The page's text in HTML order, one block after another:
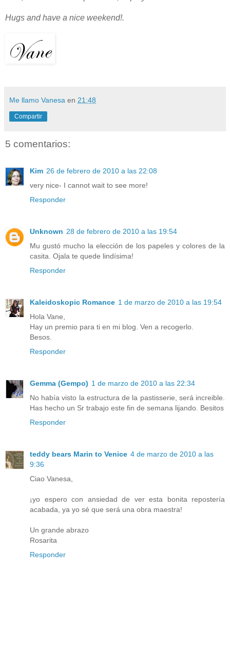
Hugs and have a nice weekend!.
Me llamo Vanesa en 21:48
Compartir
5 comentarios:
Kim 26 de febrero de 2010 a las 22:08
very nice- I cannot wait to see more!
Responder
Unknown 28 de febrero de 2010 a las 19:54
Mu gustó mucho la elección de los papeles y colores de la
casita. Ojala te quede lindísima!
Responder
Kaleidoskopic Romance 1 de marzo de 2010 a las 19:54
Hola Vane,
Hay un premio para ti en mi blog. Ven a recogerlo.
Besos.
Responder
Gemma (Gempo) 1 de marzo de 2010 a las 22:34
No había visto la estructura de la pastisserie, será increible.
Has hecho un Sr trabajo este fin de semana lijando. Besitos
Responder
teddy bears Marin to Venice 4 de marzo de 2010 a las
9:36
Ciao Vanesa,
¡yo espero con ansiedad de ver esta bonita repostería
acabada, ya yo sé que será una obra maestra!
Un grande abrazo
Rosarita
Responder